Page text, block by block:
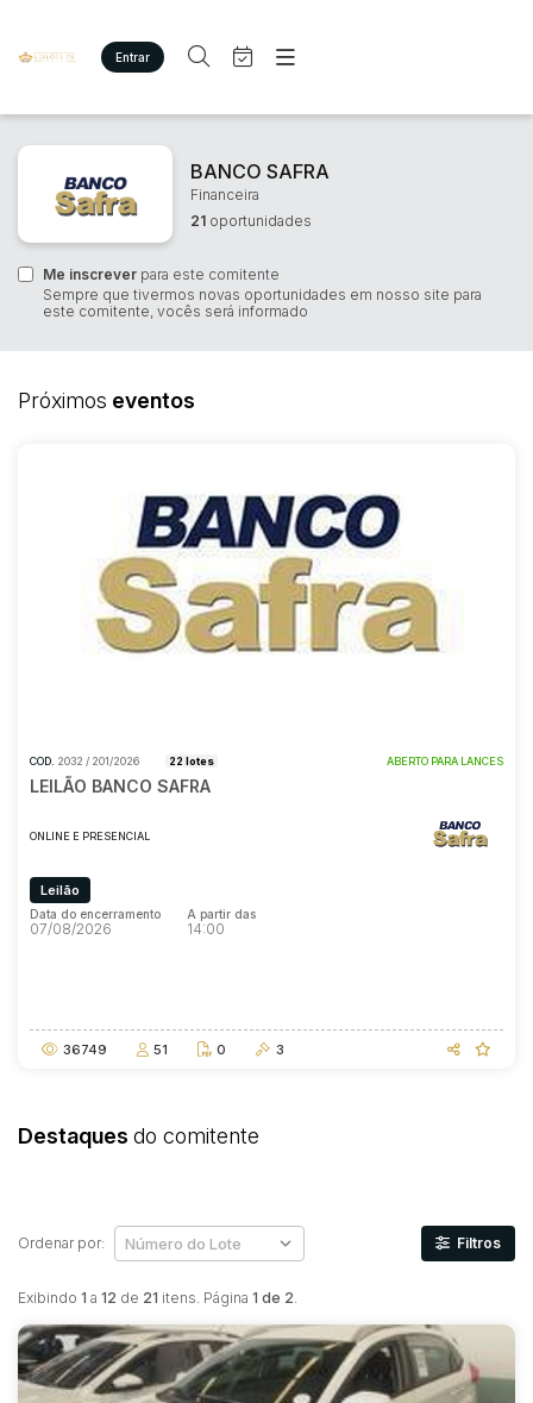
Entrar
Criar conta Entrar
Site
Quem Somos
Busca por categoria
Imóveis
Carros
Busca por palavra-chave
Subcategoria
Estados Cidade
até R$
Pesquisar
Quem Somos
BANCO SAFRA
Financeira
21 oportunidades
Me inscrever para este comitente
Sempre que tivermos novas oportunidades em nosso site para
este comitente, vocês será informado
Próximos eventos
COD. 2032 / 201/2026 22 lotes ABERTO PARA LANCES
LEILÃO BANCO SAFRA
ONLINE E PRESENCIAL
Leilão
Data do encerramento
07/08/2026
A partir das
14:00
36749 51 0 3
Destaques do comitente
Exibindo 1 a 12 de 21 itens. Página 1 de 2.
Ordenar por: Filtros